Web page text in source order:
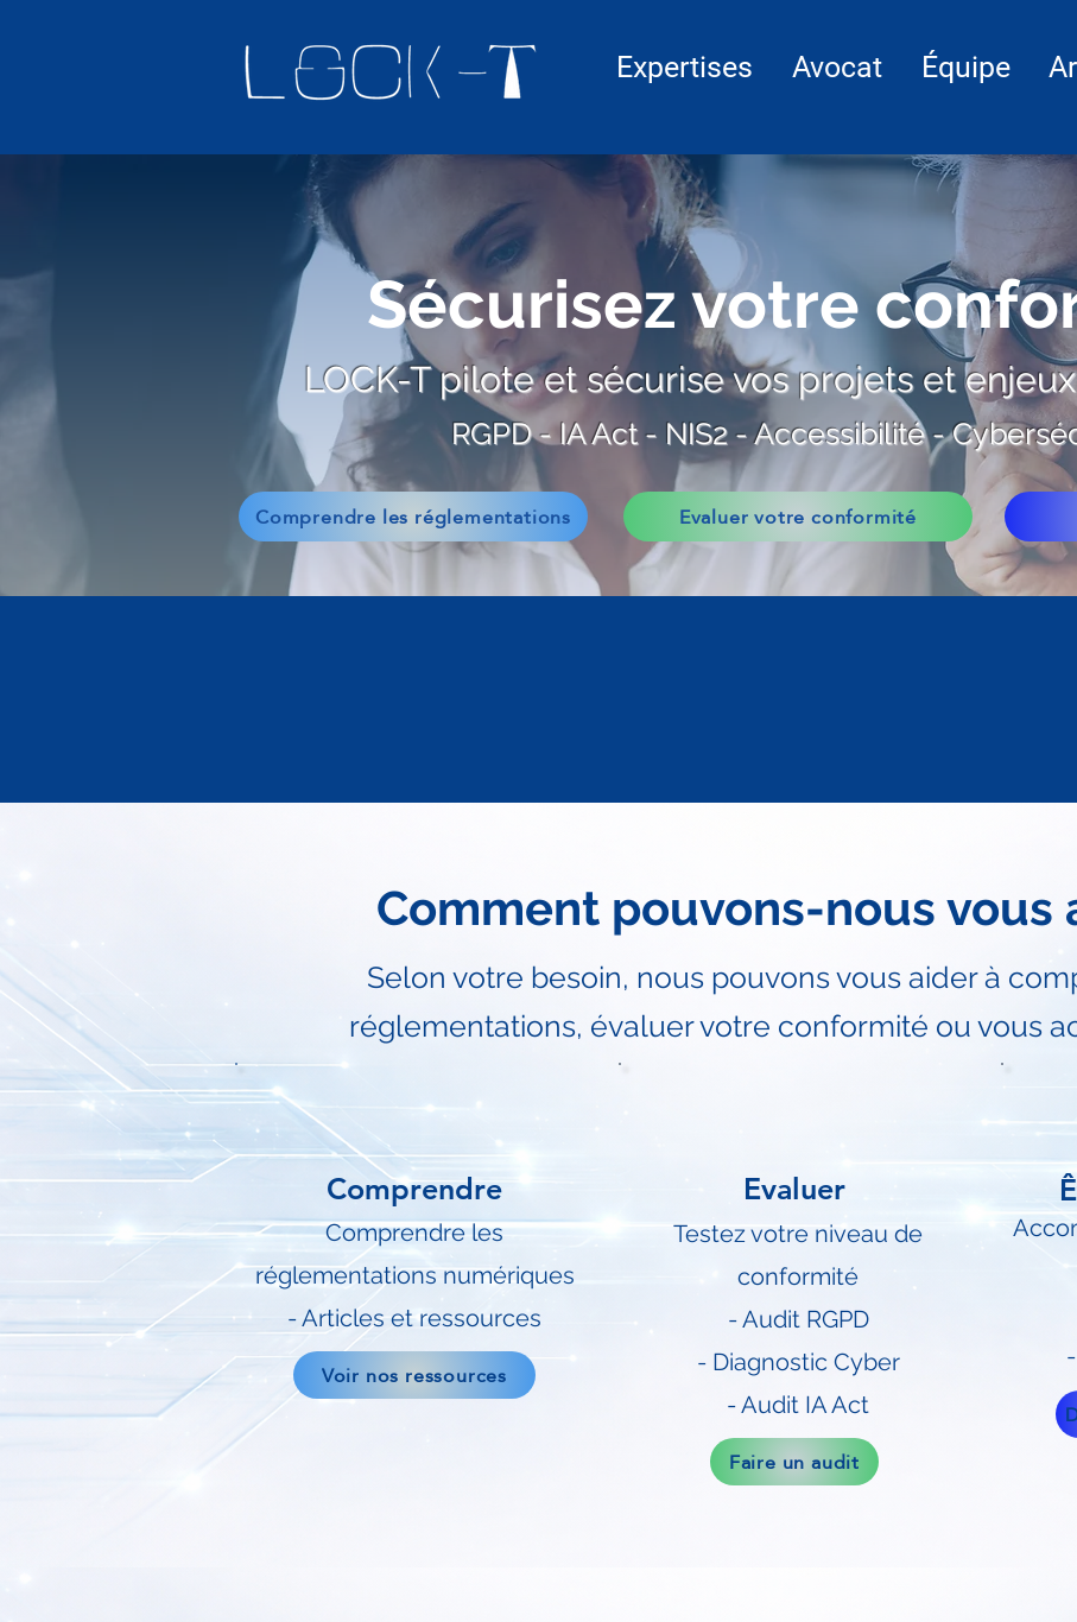
Expertises Avocat Équipe
Sécurisez votre
LOCK-T pilote et sécurise vos projets et
RGPD - IA Act - NIS2 - Accessibilité -
Comprendre les réglementations Evaluer votre conformité
Comment pouvons-nous vous
Selon votre besoin, nous pouvons vous aider à
réglementations, évaluer votre conformité ou vous
Comprendre
Comprendre les
réglementations numériques
- Articles et ressources
Voir nos ressources
Evaluer
Testez votre niveau de
conformité
- Audit RGPD
- Diagnostic Cyber
- Audit IA Act
Faire un audit